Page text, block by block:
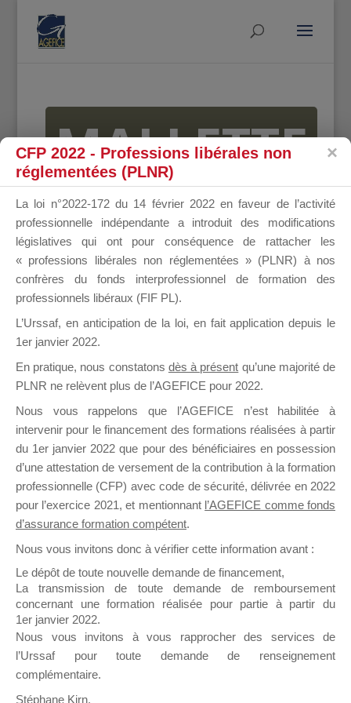
MALLETTE
DU
DIRIGEANT
il y a un mois
Ce groupe est destiné aux Organismes de
Formation qui souhaitent répondre à l’Appel à
Propositions Mallette du Dirigeant.
Ce groupe propose un forum dédié au support
sur lequel il est possible de laisser un message
ou poser une question.
NB : Il est nécessaire d’être
pouvoir rejoindre ce groupe
CFP 2022 - Professions libérales non
réglementées (PLNR)
La loi n°2022-172 du 14 février 2022 en faveur de l’activité
professionnelle indépendante a introduit des modifications
législatives qui ont pour conséquence de rattacher les
« professions libérales non réglementées » (PLNR) à nos
confrères du fonds interprofessionnel de formation des
professionnels libéraux (FIF PL).
L’Urssaf, en anticipation de la loi, en fait application depuis le
1er janvier 2022.
En pratique, nous constatons dès à présent qu’une majorité de
PLNR ne relèvent plus de l’AGEFICE pour 2022.
Nous vous rappelons que l’AGEFICE n’est habilitée à
intervenir pour le financement des formations réalisées à partir
du 1er janvier 2022 que pour des bénéficiaires en possession
d’une attestation de versement de la contribution à la formation
professionnelle (CFP) avec code de sécurité, délivrée en 2022
pour l’exercice 2021, et mentionnant l’AGEFICE comme fonds
d’assurance formation compétent.
Nous vous invitons donc à vérifier cette information avant :
Le dépôt de toute nouvelle demande de financement,
La transmission de toute demande de remboursement
concernant une formation réalisée pour partie à partir du
1er janvier 2022.
Nous vous invitons à vous rapprocher des services de
l’Urssaf pour toute demande de renseignement
complémentaire.
Stéphane Kirn,